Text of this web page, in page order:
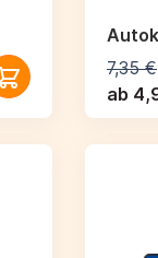
7,35 €
ab